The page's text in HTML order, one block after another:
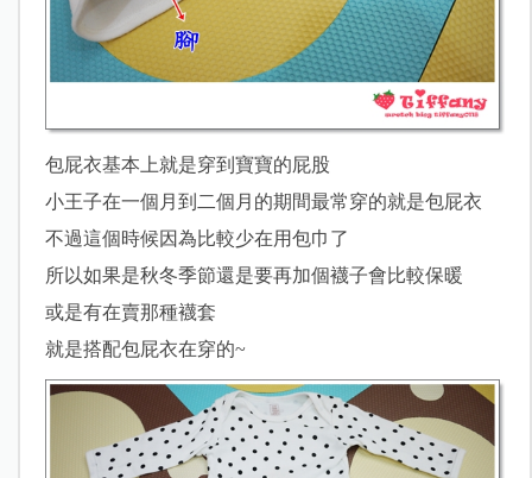
包屁衣基本上就是穿到寶寶的屁股
小王子在一個月到二個月的期間最常穿的就是包屁衣
不過這個時候因為比較少在用包巾了
所以如果是秋冬季節還是要再加個襪子會比較保暖
或是有在賣那種襪套
就是搭配包屁衣在穿的~